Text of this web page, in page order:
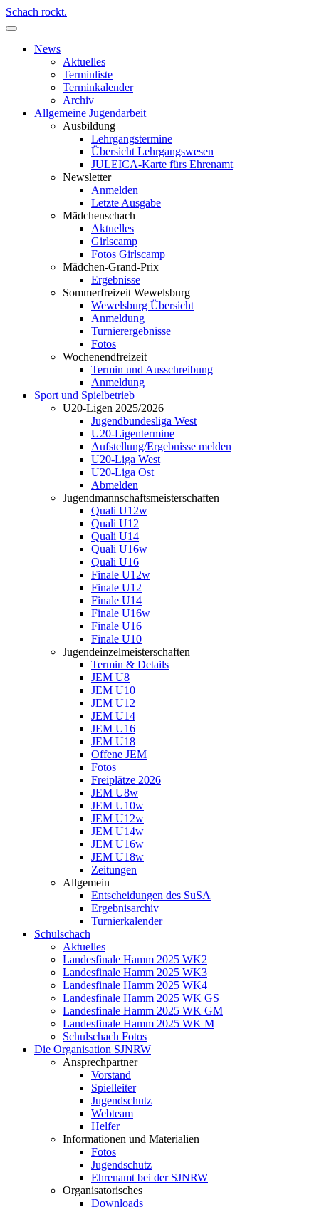
Schach rockt.
News
Aktuelles
Terminliste
Terminkalender
Archiv
Allgemeine Jugendarbeit
Ausbildung
Lehrgangstermine
Übersicht Lehrgangswesen
JULEICA-Karte fürs Ehrenamt
Newsletter
Anmelden
Letzte Ausgabe
Mädchenschach
Aktuelles
Girlscamp
Fotos Girlscamp
Mädchen-Grand-Prix
Ergebnisse
Sommerfreizeit Wewelsburg
Wewelsburg Übersicht
Anmeldung
Turnierergebnisse
Fotos
Wochenendfreizeit
Termin und Ausschreibung
Anmeldung
Sport und Spielbetrieb
U20-Ligen 2025/2026
Jugendbundesliga West
U20-Ligentermine
Aufstellung/Ergebnisse melden
U20-Liga West
U20-Liga Ost
Abmelden
Jugendmannschaftsmeisterschaften
Quali U12w
Quali U12
Quali U14
Quali U16w
Quali U16
Finale U12w
Finale U12
Finale U14
Finale U16w
Finale U16
Finale U10
Jugendeinzelmeisterschaften
Termin & Details
JEM U8
JEM U10
JEM U12
JEM U14
JEM U16
JEM U18
Offene JEM
Fotos
Freiplätze 2026
JEM U8w
JEM U10w
JEM U12w
JEM U14w
JEM U16w
JEM U18w
Zeitungen
Allgemein
Entscheidungen des SuSA
Ergebnisarchiv
Turnierkalender
Schulschach
Aktuelles
Landesfinale Hamm 2025 WK2
Landesfinale Hamm 2025 WK3
Landesfinale Hamm 2025 WK4
Landesfinale Hamm 2025 WK GS
Landesfinale Hamm 2025 WK GM
Landesfinale Hamm 2025 WK M
Schulschach Fotos
Die Organisation SJNRW
Ansprechpartner
Vorstand
Spielleiter
Jugendschutz
Webteam
Helfer
Informationen und Materialien
Fotos
Jugendschutz
Ehrenamt bei der SJNRW
Organisatorisches
Downloads